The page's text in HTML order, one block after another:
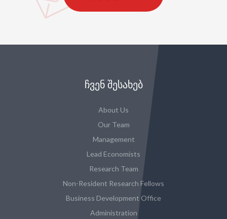
ᲩᲕᲔᲜ ᲨᲔᲡᲐᲮᲔᲑ
About Us
Our Team
Management
Lead Economists
Research Team
Non-Resident Research Fellows
Business Development Office
Administration